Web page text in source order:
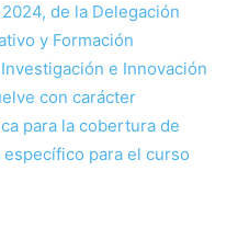
de la Delegación
y Formación
e Innovación
con carácter
para la cobertura de
para el curso